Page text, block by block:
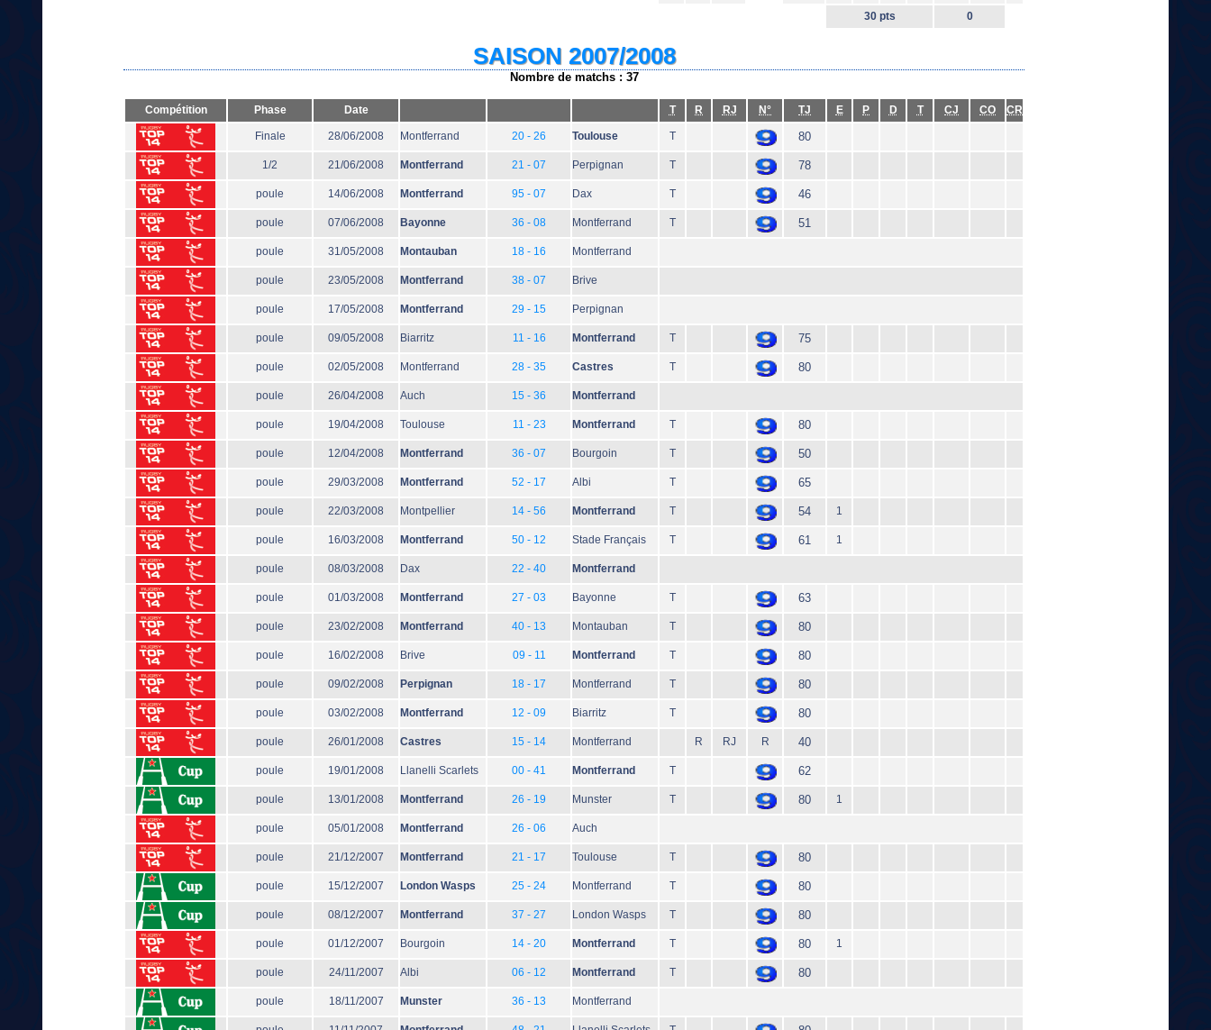
30 pts
0
SAISON 2007/2008
Nombre de matchs : 37
Compétition Phase Date T R RJ N° TJ E P D T CJ CO CR
Finale 28/06/2008 Montferrand 20 - 26 Toulouse T 80
1/2 21/06/2008 Montferrand 21 - 07 Perpignan T 78
poule 14/06/2008 Montferrand 95 - 07 Dax T 46
poule 07/06/2008 Bayonne 36 - 08 Montferrand T 51
poule 31/05/2008 Montauban 18 - 16 Montferrand
poule 23/05/2008 Montferrand 38 - 07 Brive
poule 17/05/2008 Montferrand 29 - 15 Perpignan
poule 09/05/2008 Biarritz 11 - 16 Montferrand T 75
poule 02/05/2008 Montferrand 28 - 35 Castres T 80
poule 26/04/2008 Auch 15 - 36 Montferrand
poule 19/04/2008 Toulouse 11 - 23 Montferrand T 80
poule 12/04/2008 Montferrand 36 - 07 Bourgoin T 50
poule 29/03/2008 Montferrand 52 - 17 Albi T 65
poule 22/03/2008 Montpellier 14 - 56 Montferrand T 54 1
poule 16/03/2008 Montferrand 50 - 12 Stade Français T 61 1
poule 08/03/2008 Dax 22 - 40 Montferrand
poule 01/03/2008 Montferrand 27 - 03 Bayonne T 63
poule 23/02/2008 Montferrand 40 - 13 Montauban T 80
poule 16/02/2008 Brive 09 - 11 Montferrand T 80
poule 09/02/2008 Perpignan 18 - 17 Montferrand T 80
poule 03/02/2008 Montferrand 12 - 09 Biarritz T 80
poule 26/01/2008 Castres 15 - 14 Montferrand R RJ R 40
poule 19/01/2008 Llanelli Scarlets 00 - 41 Montferrand T 62
poule 13/01/2008 Montferrand 26 - 19 Munster T 80 1
poule 05/01/2008 Montferrand 26 - 06 Auch
poule 21/12/2007 Montferrand 21 - 17 Toulouse T 80
poule 15/12/2007 London Wasps 25 - 24 Montferrand T 80
poule 08/12/2007 Montferrand 37 - 27 London Wasps T 80
poule 01/12/2007 Bourgoin 14 - 20 Montferrand T 80 1
poule 24/11/2007 Albi 06 - 12 Montferrand T 80
poule 18/11/2007 Munster 36 - 13 Montferrand